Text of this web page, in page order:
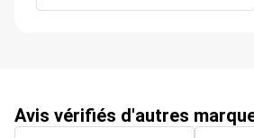
Avis vérifiés d'autres